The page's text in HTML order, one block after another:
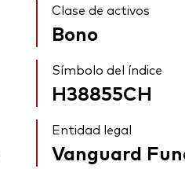
Clase de activos
Bono
Símbolo del índice
H38855CH
Entidad legal
Vanguard